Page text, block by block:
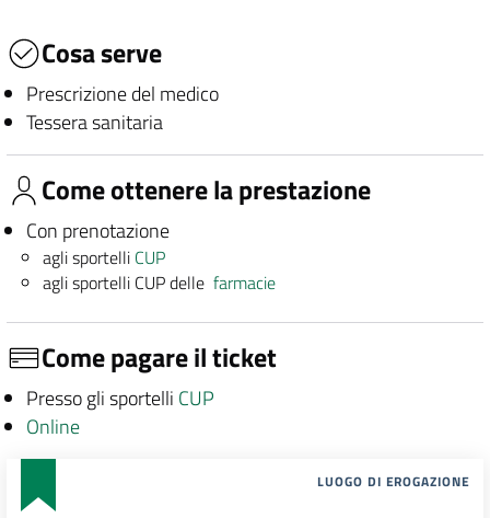
Cosa serve
Prescrizione del medico
Tessera sanitaria
Come ottenere la prestazione
Con prenotazione
agli sportelli CUP
agli sportelli CUP dellefarmacie
Come pagare il ticket
Presso gli sportelli CUP
Online
LUOGO DI EROGAZIONE